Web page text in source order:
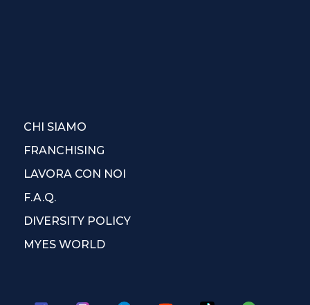
CHI SIAMO
FRANCHISING
LAVORA CON NOI
F.A.Q.
DIVERSITY POLICY
MYES WORLD